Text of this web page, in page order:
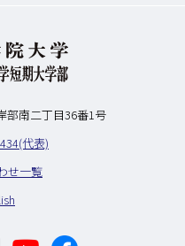
部南二丁目36番1号
代表)
せ一覧